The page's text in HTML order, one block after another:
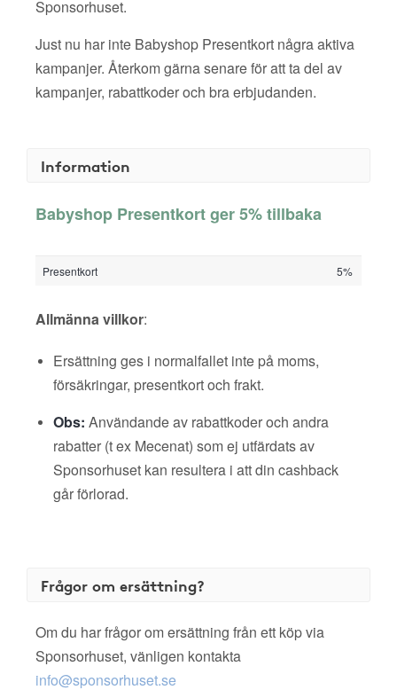
Sponsorhuset.
Just nu har inte Babyshop Presentkort några aktiva
kampanjer. Återkom gärna senare för att ta del av
kampanjer, rabattkoder och bra erbjudanden.
Information
Babyshop Presentkort ger 5% tillbaka
Presentkort 5%
Allmänna villkor:
Ersättning ges i normalfallet inte på moms,
försäkringar, presentkort och frakt.
Obs: Användande av rabattkoder och andra
rabatter (t ex Mecenat) som ej utfärdats av
Sponsorhuset kan resultera i att din cashback
går förlorad.
Frågor om ersättning?
Om du har frågor om ersättning från ett köp via
Sponsorhuset, vänligen kontakta
info@sponsorhuset.se